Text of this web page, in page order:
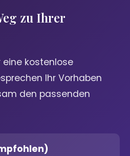
zu Ihrer
eine kostenlose
Ihr Vorhaben
den passenden